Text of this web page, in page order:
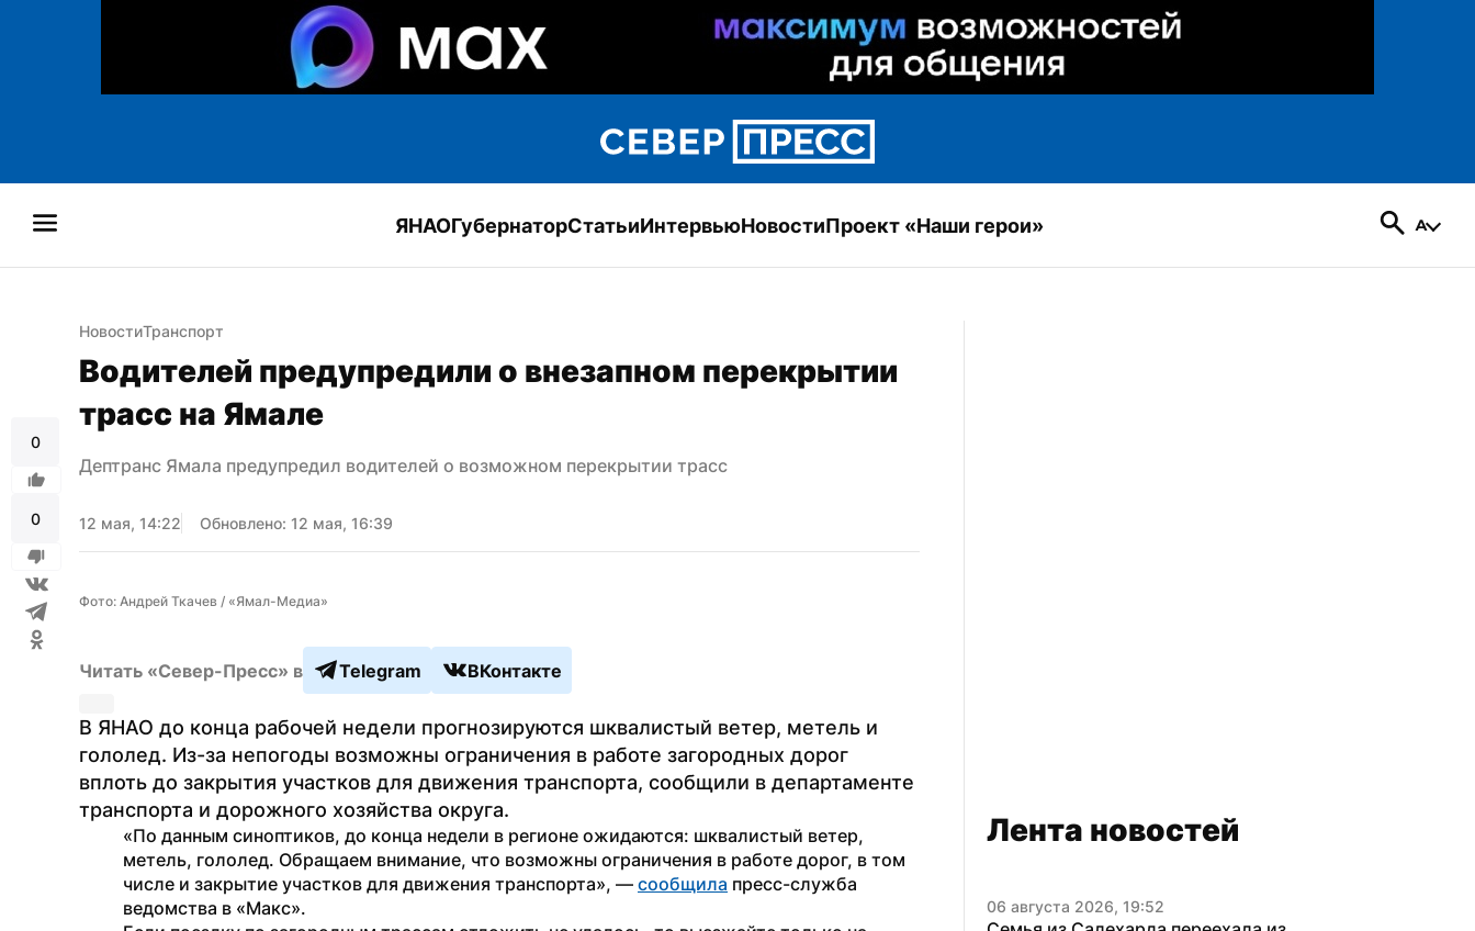
ЯНАОГубернаторСтатьиИнтервьюНовостиПроект «Наши герои»
0
0
НовостиТранспорт
Водителей предупредили о внезапном перекрытии
трасс на Ямале
Дептранс Ямала предупредил водителей о возможном перекрытии трасс
12 мая, 14:22 Обновлено: 12 мая, 16:39
Фото: Андрей Ткачев / «Ямал-Медиа»
Читать «Север-Пресс» в Telegram ВКонтакте
В ЯНАО до конца рабочей недели прогнозируются шквалистый ветер, метель и
гололед. Из-за непогоды возможны ограничения в работе загородных дорог
вплоть до закрытия участков для движения транспорта, сообщили в департаменте
транспорта и дорожного хозяйства округа.
«По данным синоптиков, до конца недели в регионе ожидаются: шквалистый ветер,
метель, гололед. Обращаем внимание, что возможны ограничения в работе дорог, в том
числе и закрытие участков для движения транспорта», — сообщила пресс-служба
ведомства в «Макс».
Лента новостей
06 августа 2026, 19:52